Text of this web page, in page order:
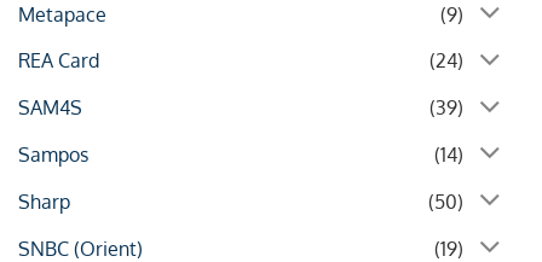
Metapace
(9)
REA Card
(24)
SAM4S
(39)
Sampos
(14)
Sharp
(50)
SNBC (Orient)
(19)